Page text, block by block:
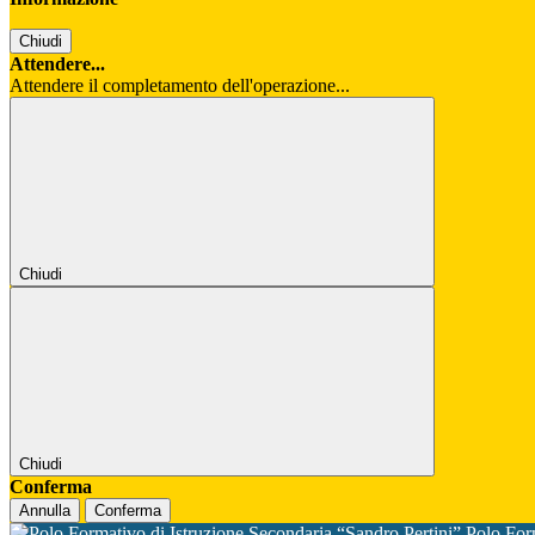
Chiudi
Attendere...
Attendere il completamento dell'operazione...
Chiudi
Chiudi
Conferma
Annulla Conferma